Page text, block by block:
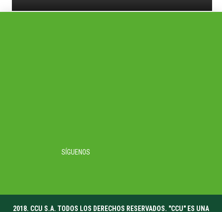
SÍGUENOS
2018. CCU S.A. TODOS LOS DERECHOS RESERVADOS. "CCU" ES UNA